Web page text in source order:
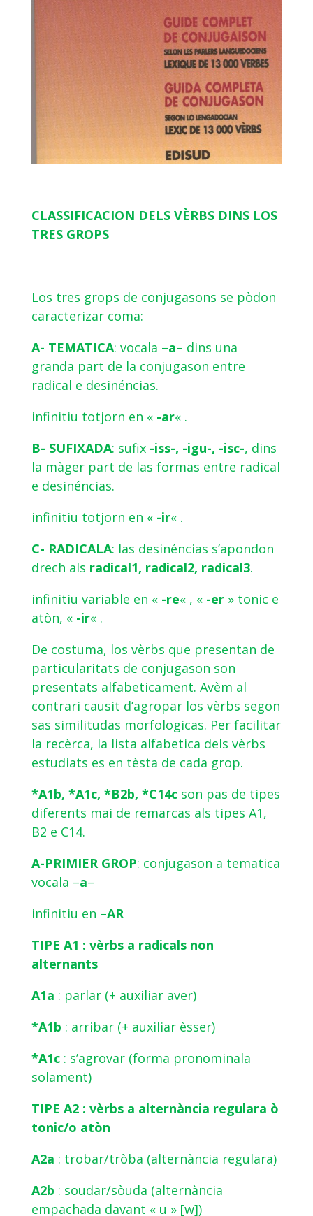
CLASSIFICACION DELS VÈRBS DINS LOS
TRES GROPS
Los tres grops de conjugasons se pòdon
caracterizar coma:
A- TEMATICA: vocala –a– dins una
granda part de la conjugason entre
radical e desinéncias.
infinitiu totjorn en « -ar« .
B- SUFIXADA: sufix-iss-, -igu-, -isc-, dins
la màger part de las formas entre radical
e desinéncias.
infinitiu totjorn en « -ir« .
C- RADICALA: las desinéncias s’apondon
drech als radical1, radical2, radical3.
infinitiu variable en « -re« , « -er» tonic e
atòn, « -ir« .
De costuma, los vèrbs que presentan de
particularitats de conjugason son
presentats alfabeticament. Avèm al
contrari causit d’agropar los vèrbs segon
sas similitudas morfologicas. Per facilitar
la recèrca, la lista alfabetica dels vèrbs
estudiats es en tèsta de cada grop.
*A1b, *A1c, *B2b, *C14cson pas de tipes
diferents mai de remarcas als tipes A1,
B2 e C14.
A-PRIMIER GROP: conjugason a tematica
vocala –a–
infinitiu en –AR
TIPE A1 : vèrbs a radicals non
alternants
A1a : parlar (+ auxiliar aver)
*A1b : arribar (+ auxiliar èsser)
*A1c: s’agrovar (forma pronominala
solament)
TIPE A2 : vèrbs a alternància regulara ò
tonic/o atòn
A2a : trobar/tròba (alternància regulara)
A2b : soudar/sòuda (alternància
empachada davant « u » [w])